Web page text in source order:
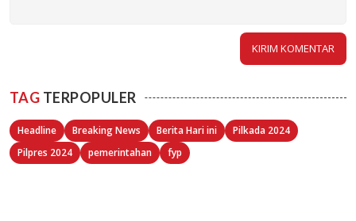
TAG TERPOPULER
Headline Breaking News Berita Hari ini
Pilkada 2024
Pilpres 2024
pemerintahan fyp